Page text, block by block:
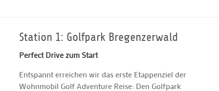
Station 1: Golfpark Bregenzerwald
Perfect Drive zum Start
Entspannt erreichen wir das erste Etappenziel der
Wohnmobil Golf Adventure Reise: Den Golfpark